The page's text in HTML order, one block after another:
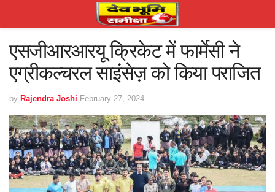
एसजीआरआरयू क्रिकेट में फार्मेसी ने
एग्रीकल्चरल साइंसेज़ को किया पराजित
by Rajendra Joshi February 27, 2024